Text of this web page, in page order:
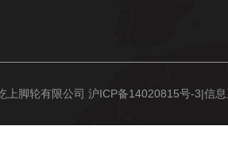
上脚轮有限公司 沪ICP备14020815号-3|信